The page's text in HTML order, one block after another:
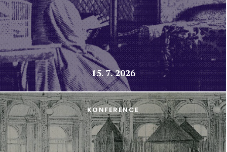
15. 7. 2026
KONFERENCE